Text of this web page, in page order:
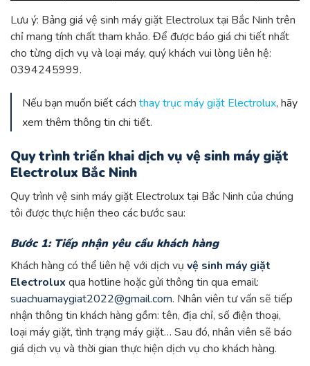
Lưu ý: Bảng giá vệ sinh máy giặt Electrolux tại Bắc Ninh trên
chỉ mang tính chất tham khảo. Để được báo giá chi tiết nhất
cho từng dịch vụ và loại máy, quý khách vui lòng liên hệ:
0394245999.
Nếu bạn muốn biết cách thay trục máy giặt Electrolux, hãy
xem thêm thông tin chi tiết.
Quy trình triển khai dịch vụ vệ sinh máy giặt
Electrolux Bắc Ninh
Quy trình vệ sinh máy giặt Electrolux tại Bắc Ninh của chúng
tôi được thực hiện theo các bước sau:
Bước 1: Tiếp nhận yêu cầu khách hàng
Khách hàng có thể liên hệ với dịch vụ vệ sinh máy giặt
Electrolux qua hotline hoặc gửi thông tin qua email:
suachuamaygiat2022@gmail.com. Nhân viên tư vấn sẽ tiếp
nhận thông tin khách hàng gồm: tên, địa chỉ, số điện thoại,
loại máy giặt, tình trạng máy giặt… Sau đó, nhân viên sẽ báo
giá dịch vụ và thời gian thực hiện dịch vụ cho khách hàng.